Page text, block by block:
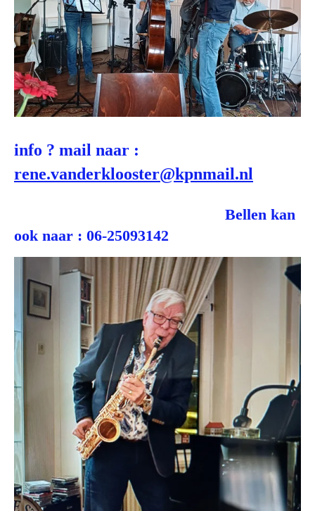
info ? mail naar :
rene.vanderklooster@kpnmail.nl
Bellen kan
ook naar : 06-25093142